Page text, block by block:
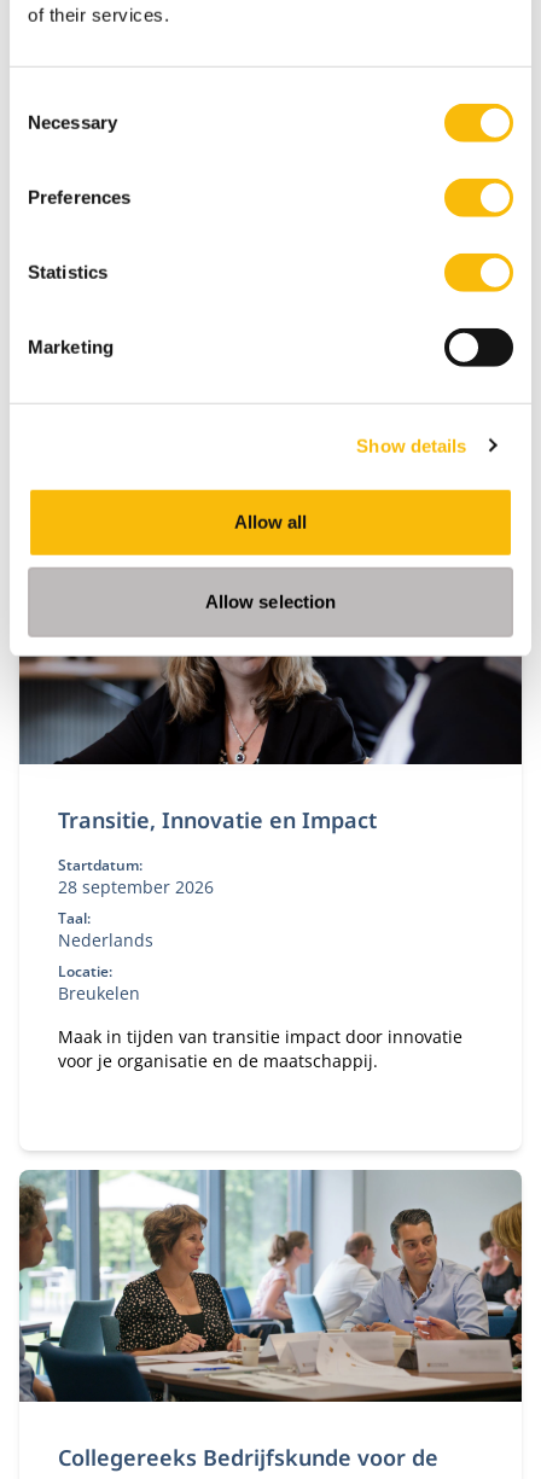
of their services.
Selection
Necessary
Preferences
Statistics
Marketing
Show details
Allow all
Allow selection
Modulair Executive MBA in Business &
Startdatum:
voorjaar & najaar
Nederlands
Volg de Modular Executive MBA in Business &
Sustainable Transitions en leid duurzame
Transitie, Innovatie en Impact
Startdatum:
28 september 2026
Taal:
Nederlands
Locatie:
Breukelen
Maak in tijden van transitie impact door innovatie
voor je organisatie en de maatschappij.
Collegereeks Bedrijfskunde voor de